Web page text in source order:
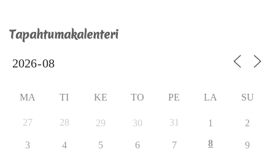
Tapahtumakalenteri
MA TI KE TO PE LA SU
27 28 29 30 31 1 2
3 4 5 6 7 8 9